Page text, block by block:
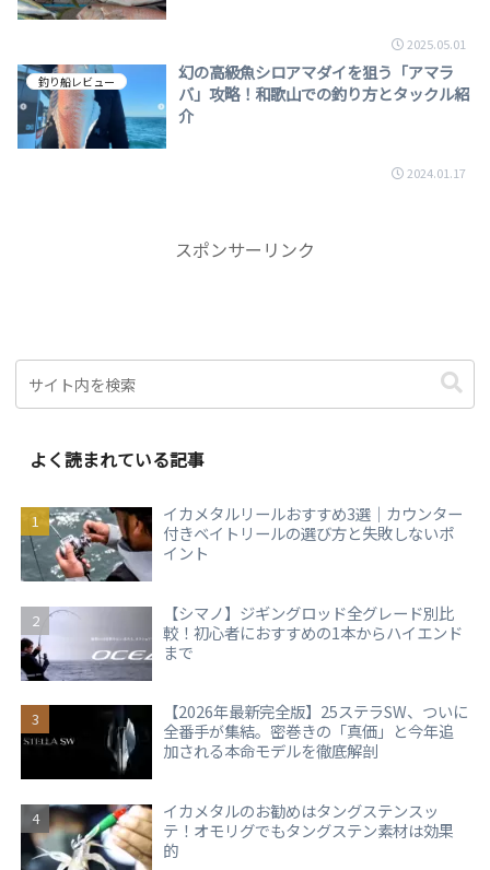
2025.05.01
釣り船レビュー
幻の高級魚シロアマダイを狙う「アマラ
バ」攻略！和歌山での釣り方とタックル紹
介
2024.01.17
スポンサーリンク
よく読まれている記事
イカメタルリールおすすめ3選｜カウンター
付きベイトリールの選び方と失敗しないポ
イント
【シマノ】ジギングロッド全グレード別比
較！初心者におすすめの1本からハイエンド
まで
【2026年最新完全版】25ステラSW、ついに
全番手が集結。密巻きの「真価」と今年追
加される本命モデルを徹底解剖
イカメタルのお勧めはタングステンスッ
テ！オモリグでもタングステン素材は効果
的